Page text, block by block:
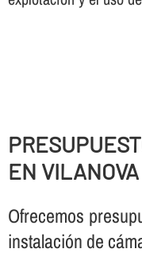
EN
Ofrecemos
instalación de